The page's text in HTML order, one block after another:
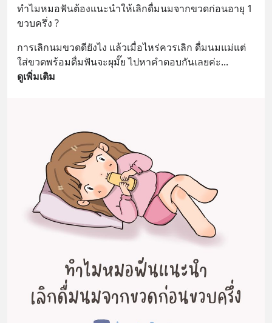
ทำไมหมอฟันต้องแนะนำให้เลิกดื่มนมจากขวดก่อนอายุ 1
ขวบครึ่ง ?
การเลิกนมขวดดียังไง แล้วเมื่อไหร่ควรเลิก ดื่มนมแม่แต่
ใส่ขวดพร้อมดื่มฟันจะผุมั๊ย ไปหาคำตอบกันเลยค่ะ...
ดูเพิ่มเติม